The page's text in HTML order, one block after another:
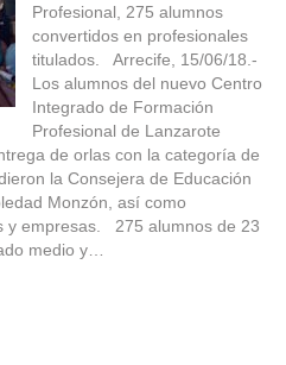
▼
Profesional, 275 alumnos
convertidos en profesionales
titulados. Arrecife, 15/06/18.-
Los alumnos del nuevo Centro
Integrado de Formación
Profesional de Lanzarote
de orlas con la categoría de
la Consejera de Educación
Monzón, así como
y empresas. 275 alumnos de 23
medio y…